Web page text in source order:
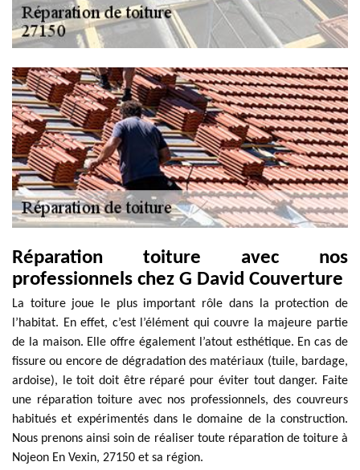
Réparation toiture avec nos
professionnels chez G David Couverture
La toiture joue le plus important rôle dans la protection de
l’habitat. En effet, c’est l’élément qui couvre la majeure partie
de la maison. Elle offre également l’atout esthétique. En cas de
fissure ou encore de dégradation des matériaux (tuile, bardage,
ardoise), le toit doit être réparé pour éviter tout danger. Faite
une réparation toiture avec nos professionnels, des couvreurs
habitués et expérimentés dans le domaine de la construction.
Nous prenons ainsi soin de réaliser toute réparation de toiture à
Nojeon En Vexin, 27150 et sa région.